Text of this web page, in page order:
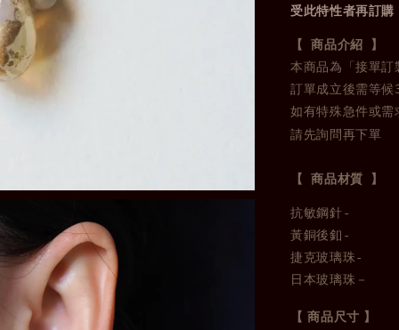
受此特性者再訂
本商品為「接單訂
訂單成立後需等
請先詢問再下單
【 商品材質 】
抗敏鋼針-
黃銅後釦-
捷克玻璃珠-
日本玻璃珠－
【 商品尺寸 】